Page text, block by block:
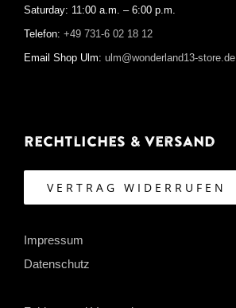
Saturday: 11:00 a.m. – 6:00 p.m.
Telefon: +49 731-6 02 18 12
Email Shop Ulm: ulm@wonderland13-store.de
Rechtliches & Versand
VERTRAG WIDERRUFEN
Impressum
Datenschutz